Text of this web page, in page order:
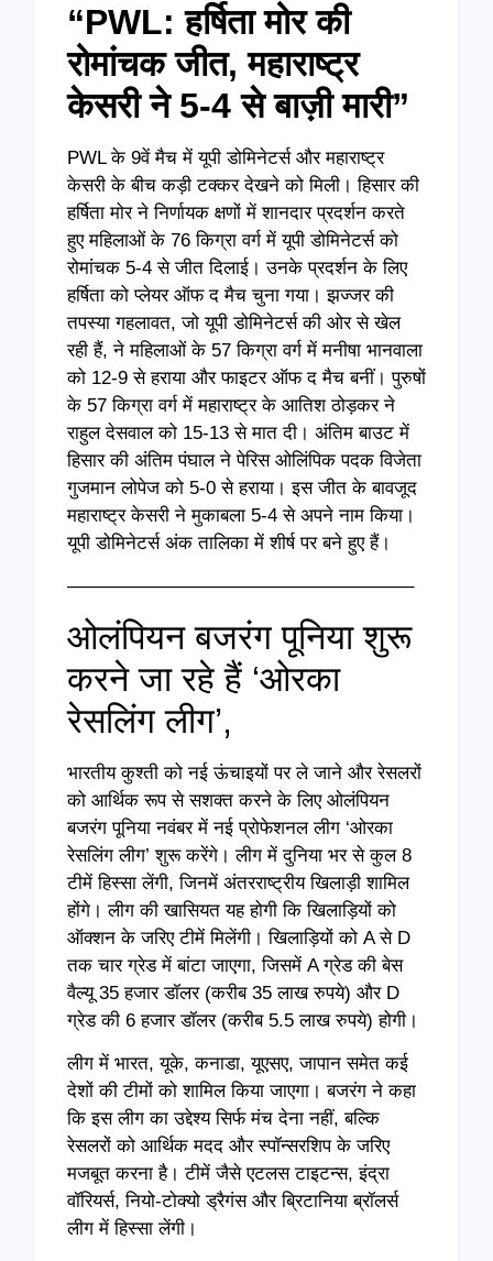
“PWL: हर्षिता मोर की
रोमांचक जीत, महाराष्ट्र
केसरी ने 5-4 से बाज़ी मारी”
PWL के 9वें मैच में यूपी डोमिनेटर्स और महाराष्ट्र
केसरी के बीच कड़ी टक्कर देखने को मिली। हिसार की
हर्षिता मोर ने निर्णायक क्षणों में शानदार प्रदर्शन करते
हुए महिलाओं के 76 किग्रा वर्ग में यूपी डोमिनेटर्स को
रोमांचक 5-4 से जीत दिलाई। उनके प्रदर्शन के लिए
हर्षिता को प्लेयर ऑफ द मैच चुना गया। झज्जर की
तपस्या गहलावत, जो यूपी डोमिनेटर्स की ओर से खेल
रही हैं, ने महिलाओं के 57 किग्रा वर्ग में मनीषा भानवाला
को 12-9 से हराया और फाइटर ऑफ द मैच बनीं। पुरुषों
के 57 किग्रा वर्ग में महाराष्ट्र के आतिश ठोड़कर ने
राहुल देसवाल को 15-13 से मात दी। अंतिम बाउट में
हिसार की अंतिम पंघाल ने पेरिस ओलिंपिक पदक विजेता
गुजमान लोपेज को 5-0 से हराया। इस जीत के बावजूद
महाराष्ट्र केसरी ने मुकाबला 5-4 से अपने नाम किया।
यूपी डोमिनेटर्स अंक तालिका में शीर्ष पर बने हुए हैं।
——————————————————–
ओलंपियन बजरंग पूनिया शुरू
करने जा रहे हैं ‘ओरका
रेसलिंग लीग’,
भारतीय कुश्ती को नई ऊंचाइयों पर ले जाने और रेसलरों
को आर्थिक रूप से सशक्त करने के लिए ओलंपियन
बजरंग पूनिया नवंबर में नई प्रोफेशनल लीग ‘ओरका
रेसलिंग लीग’ शुरू करेंगे। लीग में दुनिया भर से कुल 8
टीमें हिस्सा लेंगी, जिनमें अंतरराष्ट्रीय खिलाड़ी शामिल
होंगे। लीग की खासियत यह होगी कि खिलाड़ियों को
ऑक्शन के जरिए टीमें मिलेंगी। खिलाड़ियों को A से D
तक चार ग्रेड में बांटा जाएगा, जिसमें A ग्रेड की बेस
वैल्यू 35 हजार डॉलर (करीब 35 लाख रुपये) और D
ग्रेड की 6 हजार डॉलर (करीब 5.5 लाख रुपये) होगी।
लीग में भारत, यूके, कनाडा, यूएसए, जापान समेत कई
देशों की टीमों को शामिल किया जाएगा। बजरंग ने कहा
कि इस लीग का उद्देश्य सिर्फ मंच देना नहीं, बल्कि
रेसलरों को आर्थिक मदद और स्पॉन्सरशिप के जरिए
मजबूत करना है। टीमें जैसे एटलस टाइटन्स, इंद्रा
वॉरियर्स, नियो-टोक्यो ड्रैगंस और ब्रिटानिया ब्रॉलर्स
लीग में हिस्सा लेंगी।